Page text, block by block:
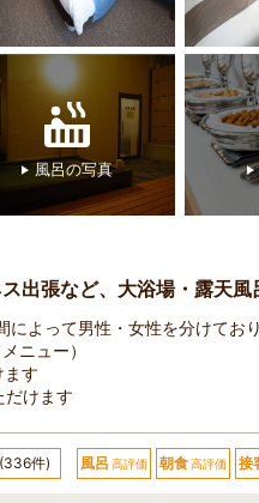
風呂の写真
出張など、大浴場・露天風
によって男性・女性を分けてお
ニュー）
す
だけます
(336件) 風呂 高評価 朝食高評価 接